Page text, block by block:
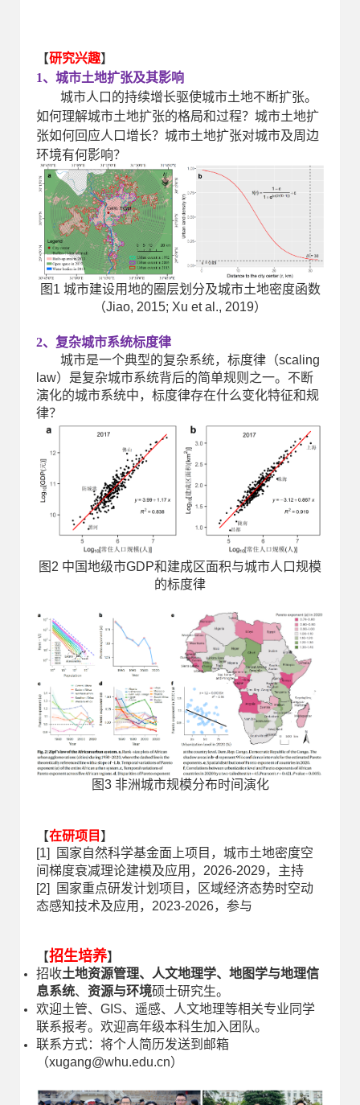
【研究兴趣】
1、城市土地扩张及其影响
城市人口的持续增长驱使城市土地不断扩张。
如何理解城市土地扩张的格局和过程？城市土地扩
张如何回应人口增长？城市土地扩张对城市及周边
环境有何影响？
图1 城市建设用地的圈层划分及城市土地密度函数
（Jiao, 2015; Xu et al., 2019）
2、复杂城市系统标度律
城市是一个典型的复杂系统，标度律（scaling
law）是复杂城市系统背后的简单规则之一。不断
演化的城市系统中，标度律存在什么变化特征和规
律？
图2 中国地级市GDP和建成区面积与城市人口规模
的标度律
图3 非洲城市规模分布时间演化
【在研项目 】
[1] 国家自然科学基金面上项目，城市土地密度空
间梯度衰减理论建模及应用，2026-2029，主持
[2] 国家重点研发计划项目，区域经济态势时空动
态感知技术及应用，2023-2026，参与
【招生培养】
招收土地资源管理、人文地理学、地图学与地理信
息系统、 资源与环境硕士研究生。
欢迎土管、GIS、遥感、人文地理等相关专业同学
联系报考。欢迎高年级本科生加入团队。
联系方式：将个人简历发送到邮箱
（xugang@whu.edu.cn）